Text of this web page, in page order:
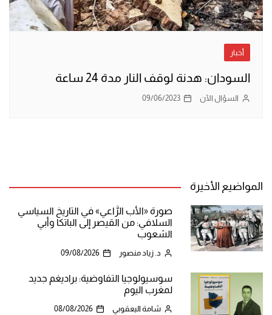
أخبار
السودان: هدنة لوقف النار مدة 24 ساعة
السؤال الآن 09/06/2023
المواضيع الأخيرة
صورة «الأب الرَّاعي» في التاريخ السياسي
السلافي: من القيصر إلى الباتكا وأبي
الشعوب
د. زياد منصور 09/08/2026
سوسيولوجيا التفاوضية: براديغم جديد
لمغرب اليوم
شامة اليعقوبي 08/08/2026